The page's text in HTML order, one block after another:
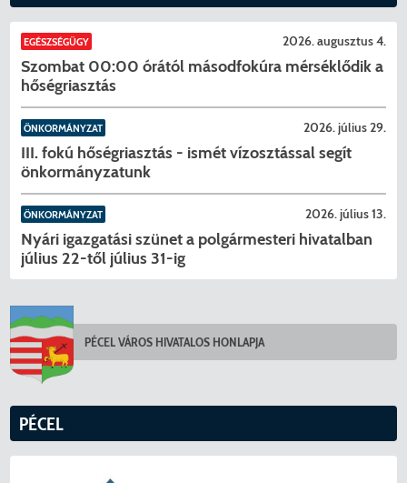
EGÉSZSÉGÜGY 2026. augusztus 4.
Szombat 00:00 órától másodfokúra mérséklődik a
hőségriasztás
ÖNKORMÁNYZAT 2026. július 29.
III. fokú hőségriasztás - ismét vízosztással segít
önkormányzatunk
ÖNKORMÁNYZAT 2026. július 13.
Nyári igazgatási szünet a polgármesteri hivatalban
július 22-től július 31-ig
PÉCEL VÁROS HIVATALOS HONLAPJA
PÉCEL